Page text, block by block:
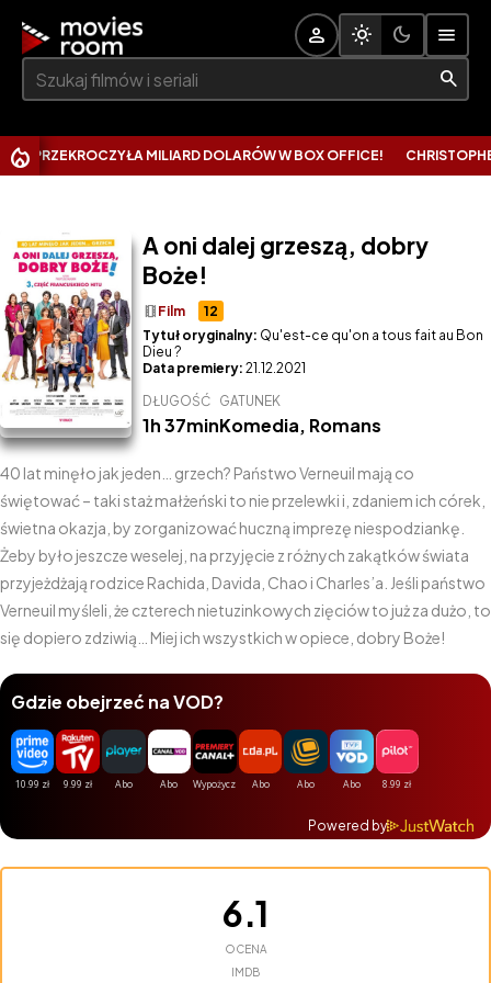
Szukaj:
MILIARD DOLARÓW W BOX OFFICE! CHRISTOPHER
A oni dalej grzeszą, dobry
Boże!
12
theaters Film
Tytuł oryginalny: Qu'est-ce qu'on a tous fait au Bon
Dieu ?
Data premiery: 21.12.2021
40 lat minęło jak jeden… grzech? Państwo Verneuil mają co
świętować – taki staż małżeński to nie przelewki i, zdaniem ich córek,
świetna okazja, by zorganizować huczną imprezę niespodziankę.
Żeby było jeszcze weselej, na przyjęcie z różnych zakątków świata
przyjeżdżają rodzice Rachida, Davida, Chao i Charles’a. Jeśli państwo
Verneuil myśleli, że czterech nietuzinkowych zięciów to już za dużo, to
się dopiero zdziwią… Miej ich wszystkich w opiece, dobry Boże!
DŁUGOŚĆ
1h 37min
GATUNEK
Komedia, Romans
Gdzie obejrzeć na VOD?
Powered by
6.1
OCENA
IMDB